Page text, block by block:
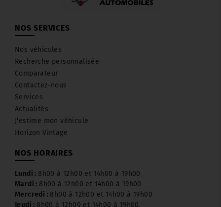
NOS SERVICES
Nos véhicules
Recherche personnalisée
Comparateur
Contactez-nous
Services
Actualités
J'estime mon véhicule
Horizon Vintage
NOS HORAIRES
Lundi : 8h00 à 12h00 et 14h00 à 19h00
Mardi : 8h00 à 12h00 et 14h00 à 19h00
Mercredi : 8h00 à 12h00 et 14h00 à 19h00
Jeudi : 8h00 à 12h00 et 14h00 à 19h00